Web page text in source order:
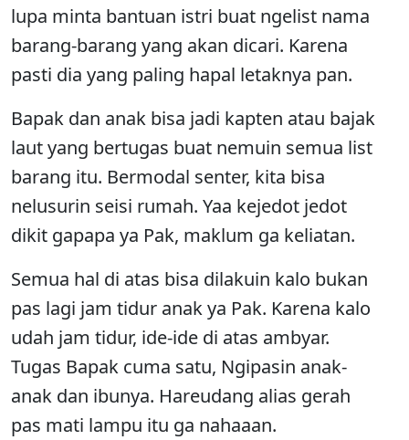
lupa minta bantuan istri buat ngelist nama
barang-barang yang akan dicari. Karena
pasti dia yang paling hapal letaknya pan.
Bapak dan anak bisa jadi kapten atau bajak
laut yang bertugas buat nemuin semua list
barang itu. Bermodal senter, kita bisa
nelusurin seisi rumah. Yaa kejedot jedot
dikit gapapa ya Pak, maklum ga keliatan.
Semua hal di atas bisa dilakuin kalo bukan
pas lagi jam tidur anak ya Pak. Karena kalo
udah jam tidur, ide-ide di atas ambyar.
Tugas Bapak cuma satu, Ngipasin anak-
anak dan ibunya. Hareudang alias gerah
pas mati lampu itu ga nahaaan.